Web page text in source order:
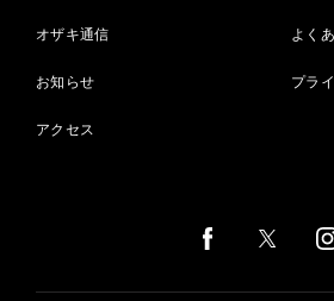
オザキ通信
お知らせ
アクセス
よく
プラ